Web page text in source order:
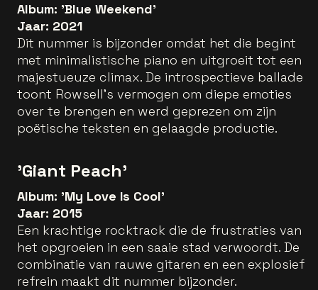
Album: 'Blue Weekend'
Jaar: 2021
Dit nummer is bijzonder omdat het die begint
met minimalistische piano en uitgroeit tot een
majestueuze climax. De introspectieve ballade
toont Rowsell’s vermogen om diepe emoties
over te brengen en werd geprezen om zijn
poëtische teksten en gelaagde productie.
'Giant Peach'
Album: 'My Love Is Cool'
Jaar: 2015
Een krachtige rocktrack die de frustraties van
het opgroeien in een saaie stad verwoordt. De
combinatie van rauwe gitaren en een explosief
refrein maakt dit nummer bijzonder.